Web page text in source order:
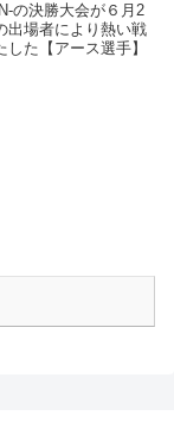
の決勝大会が６月2
出場者により熱い戦
た【アース選手】